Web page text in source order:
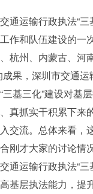
运输行政执法“三
作和队伍建设的一
杭州、内蒙古、河
成果，深圳市交通
三基三化”建设对基
真抓实干积累下来
交流。总体来看，
刚才大家的讨论情
运输行政执法“三
层执法能力，提升